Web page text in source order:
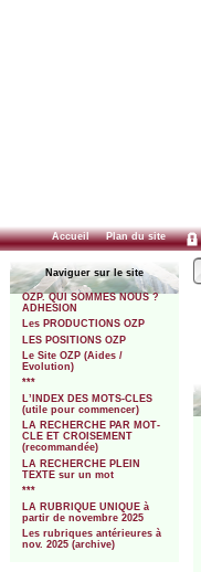
Accueil Plan du site
Naviguer sur le site
OZP. QUI SOMMES NOUS ?
ADHESION
Les PRODUCTIONS OZP
LES POSITIONS OZP
Le Site OZP (Aides /
Evolution)
***
L’INDEX DES MOTS-CLES
(utile pour commencer)
LA RECHERCHE PAR MOT-
CLE ET CROISEMENT
(recommandée)
LA RECHERCHE PLEIN
TEXTE sur un mot
***
LA RUBRIQUE UNIQUE à
partir de novembre 2025
Les rubriques antérieures à
nov. 2025 (archive)